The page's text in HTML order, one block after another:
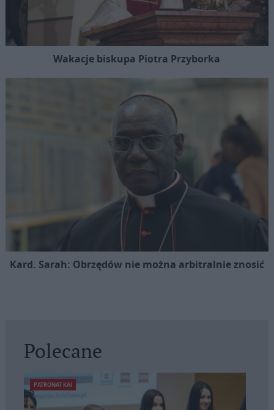
Wakacje biskupa Piotra Przyborka
Kard. Sarah: Obrzędów nie można arbitralnie znosić
Polecane
PATRONAT KAI